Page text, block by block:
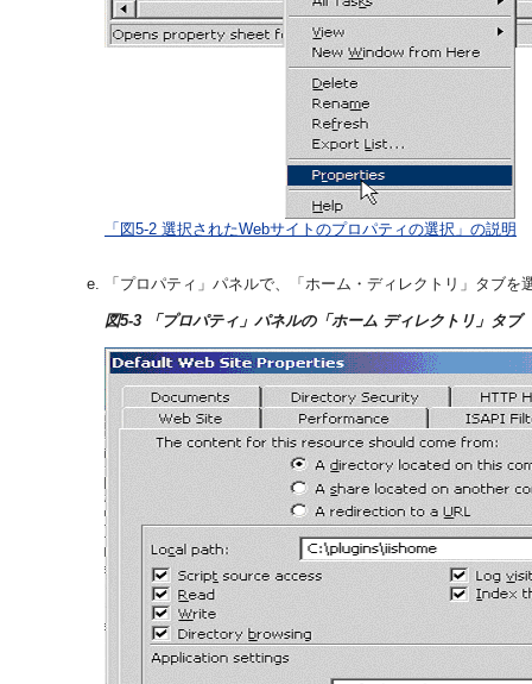
「図5-2 選択されたWebサイトのプロパティの選択」の説明
「プロパティ」パネルで、「ホーム・ディレクトリ」タブ
図5-3 「プロパティ」パネルの「ホーム ディレクトリ」タブ